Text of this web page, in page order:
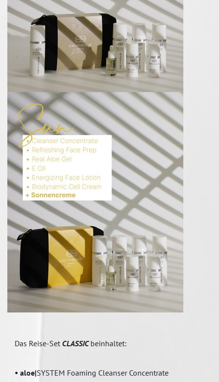
Das Reise-Set CLASSICbeinhaltet:
• aloe|SYSTEM Foaming Cleanser Concentrate